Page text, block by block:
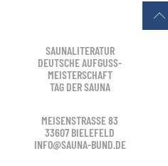
SAUNALITERATUR
DEUTSCHE AUFGUSS-
MEISTERSCHAFT
TAG DER SAUNA
MEISENSTRASSE 83
33607 BIELEFELD
INFO@SAUNA-BUND.DE